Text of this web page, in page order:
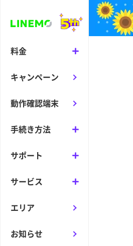
料金
キャンペーン
動作確認端末
手続き方法
サポート
サービス
エリア
お知らせ